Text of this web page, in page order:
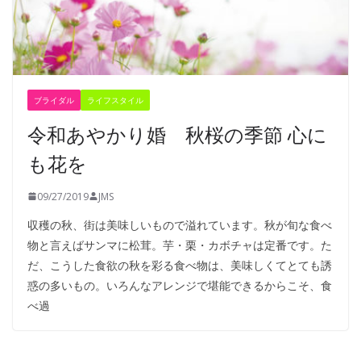
ブライダル ライフスタイル
令和あやかり婚 秋桜の季節 心に
も花を
09/27/2019 JMS
収穫の秋、街は美味しいもので溢れています。秋が旬な食べ
物と言えばサンマに松茸。芋・栗・カボチャは定番です。た
だ、こうした食欲の秋を彩る食べ物は、美味しくてとても誘
惑の多いもの。いろんなアレンジで堪能できるからこそ、食
べ過